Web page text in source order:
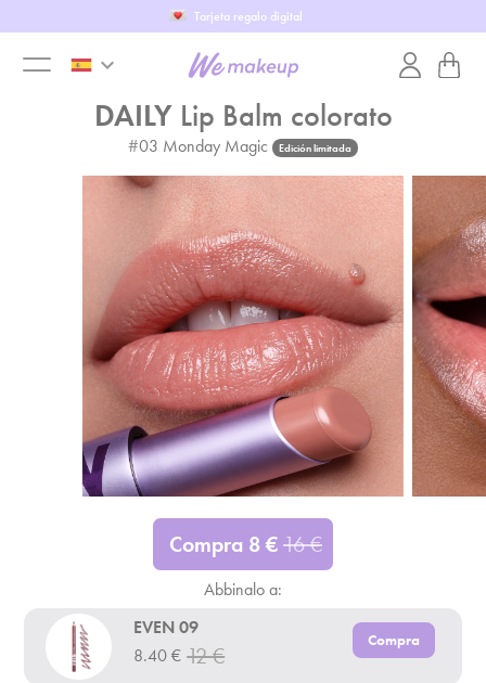
Tarjeta regalo digital
keyboard_arrow_down
DAILYLip Balm colorato
#03 Monday Magic Edición limitada
Compra 8€16€
Abbinalo a:
EVEN 09
8.40€ 12€
Compra